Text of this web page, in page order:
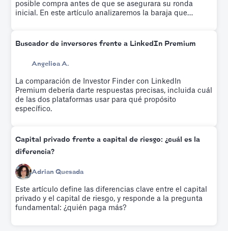
posible compra antes de que se asegurara su ronda
inicial. En este artículo analizaremos la baraja que
Buscador de inversores frente a LinkedIn Premium
Angelica A.
La comparación de Investor Finder con LinkedIn
Premium debería darte respuestas precisas, incluida cuál
de las dos plataformas usar para qué propósito
específico.
Capital privado frente a capital de riesgo: ¿cuál es la
diferencia?
Adrian Quesada
Este artículo define las diferencias clave entre el capital
privado y el capital de riesgo, y responde a la pregunta
fundamental: ¿quién paga más?